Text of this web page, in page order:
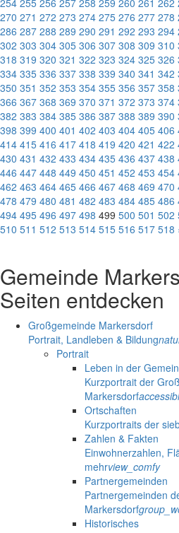
254 255 256 257 258 259 260 261 262
270 271 272 273 274 275 276 277 278
286 287 288 289 290 291 292 293 294
302 303 304 305 306 307 308 309 310
318 319 320 321 322 323 324 325 326
334 335 336 337 338 339 340 341 342
350 351 352 353 354 355 356 357 358
366 367 368 369 370 371 372 373 374
382 383 384 385 386 387 388 389 390
398 399 400 401 402 403 404 405 406
414 415 416 417 418 419 420 421 422
430 431 432 433 434 435 436 437 438
446 447 448 449 450 451 452 453 454
462 463 464 465 466 467 468 469 470
478 479 480 481 482 483 484 485 486
494 495 496 497 498 499 500 501 502
510 511 512 513 514 515 516 517 518
Gemeinde
Seiten entdecken
Großgemeinde Markersdorf
Portrait, Landleben & Bildung
Portrait
Leben in der
Kurzportrait der
Markersdorf
Ortschaften
Kurzportraits der
Zahlen & Fakten
Einwohnerzahlen,
mehrview_comfy
Partnergemeinden
Partnergemeinden
Markersdorf
Historisches